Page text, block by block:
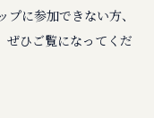
に参加できない方、
ぜひご覧になってくだ